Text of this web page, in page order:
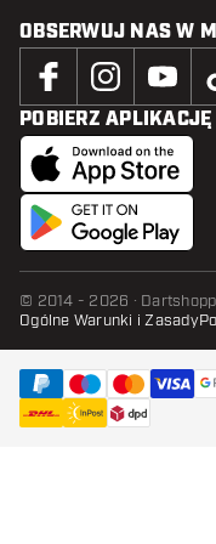
OBSERWUJ NAS W
POBIERZ APLIKACJĘ
© 2014 - 2026 ·
Ogólne Warunki i Zasady